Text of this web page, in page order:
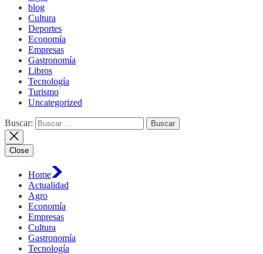
blog
Cultura
Deportes
Economía
Empresas
Gastronomía
Libros
Tecnología
Turismo
Uncategorized
Buscar:
Close
Home
Actualidad
Agro
Economía
Empresas
Cultura
Gastronomía
Tecnología